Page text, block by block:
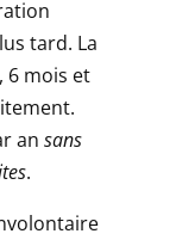
tard. La
6 mois et
an sans
.